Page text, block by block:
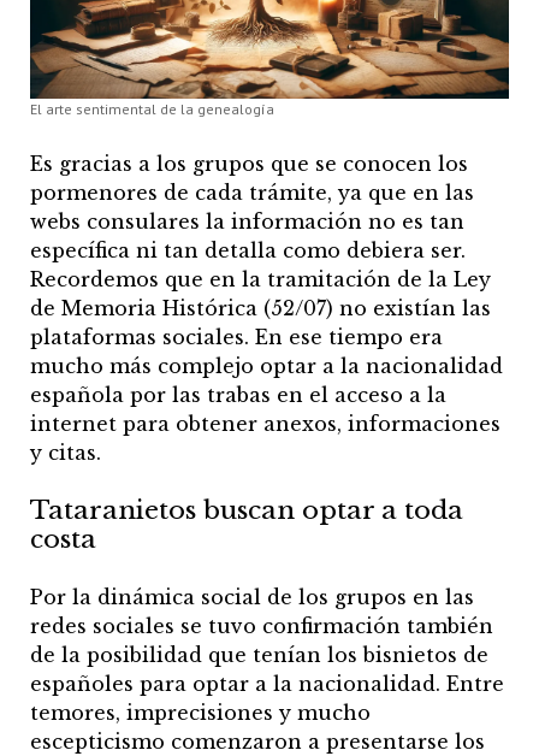
El arte sentimental de la genealogía
Es gracias a los grupos que se conocen los
pormenores de cada trámite, ya que en las
webs consulares la información no es tan
específica ni tan detalla como debiera ser.
Recordemos que en la tramitación de la Ley
de Memoria Histórica (52/07) no existían las
plataformas sociales. En ese tiempo era
mucho más complejo optar a la nacionalidad
española por las trabas en el acceso a la
internet para obtener anexos, informaciones
y citas.
Tataranietos buscan optar a toda
costa
Por la dinámica social de los grupos en las
redes sociales se tuvo confirmación también
de la posibilidad que tenían los bisnietos de
españoles para optar a la nacionalidad. Entre
temores, imprecisiones y mucho
escepticismo comenzaron a presentarse los